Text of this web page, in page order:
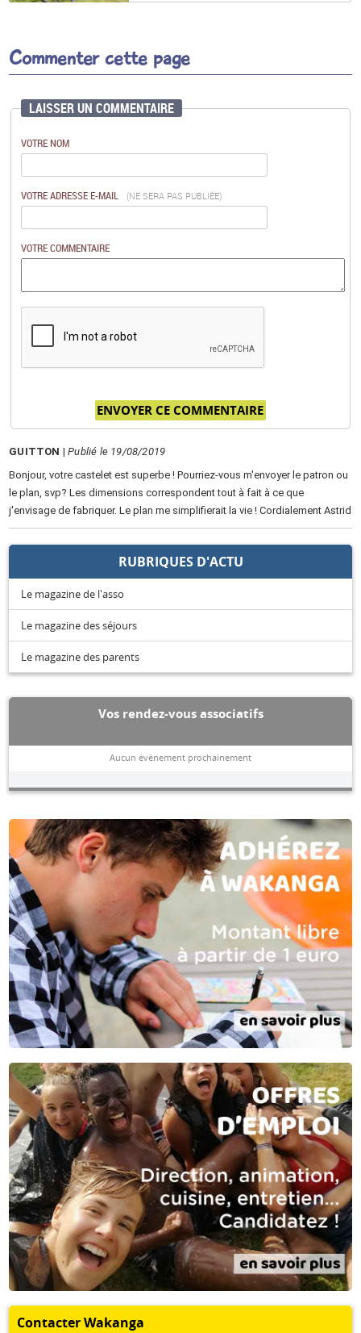
Commenter cette page
LAISSER UN COMMENTAIRE
VOTRE NOM
VOTRE ADRESSE E-MAIL (NE SERA PAS PUBLIÉE)
VOTRE COMMENTAIRE
GUITTON |Publié le 19/08/2019
Bonjour, votre castelet est superbe ! Pourriez-vous m'envoyer le patron ou
le plan, svp? Les dimensions correspondent tout à fait à ce que
j'envisage de fabriquer. Le plan me simplifierait la vie ! Cordialement Astrid
RUBRIQUES D'ACTU
Le magazine de l'asso
Le magazine des séjours
Le magazine des parents
Vos rendez-vous associatifs
Aucun évènement prochainement
Contacter Wakanga